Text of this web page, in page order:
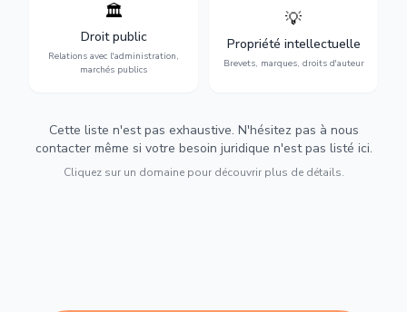
🏛️
Droit public
Relations avec l'administration,
marchés publics
Gestion de vos relations
avec l'administration :
marchés publics,
urbanisme et contentieux.
💡
Propriété intellectuelle
Brevets, marques, droits d'auteur
Protection de vos créations
d'auteur et lutte contre la
contrefaçon.
Cette liste n'est pas exhaustive. N'hésitez pas à nous
contacter même si votre besoin juridique n'est pas listé ici.
Cliquez sur un domaine pour découvrir plus de détails.